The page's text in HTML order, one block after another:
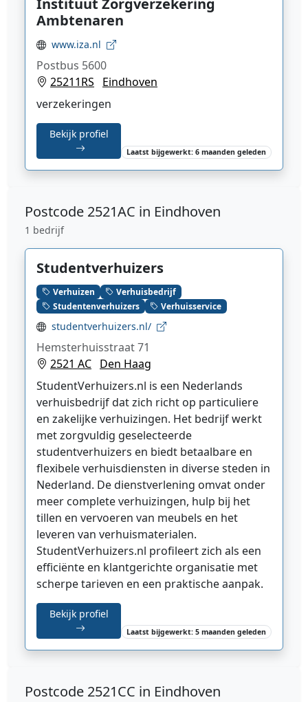
Instituut Zorgverzekering
Ambtenaren
www.iza.nl
Postbus 5600
25211RS
Eindhoven
verzekeringen
Bekijk profiel
Laatst bijgewerkt: 6 maanden geleden
Postcode 2521AC in Eindhoven
1 bedrijf
Studentverhuizers
Verhuizen
Verhuisbedrijf
Studentenverhuizers
Verhuisservice
studentverhuizers.nl/
Hemsterhuisstraat 71
2521 AC Den Haag
StudentVerhuizers.nl is een Nederlands
verhuisbedrijf dat zich richt op particuliere
en zakelijke verhuizingen. Het bedrijf werkt
met zorgvuldig geselecteerde
studentverhuizers en biedt betaalbare en
flexibele verhuisdiensten in diverse steden in
Nederland. De dienstverlening omvat onder
meer complete verhuizingen, hulp bij het
tillen en vervoeren van meubels en het
leveren van verhuismaterialen.
StudentVerhuizers.nl profileert zich als een
efficiënte en klantgerichte organisatie met
scherpe tarieven en een praktische aanpak.
Bekijk profiel
Laatst bijgewerkt: 5 maanden geleden
Postcode 2521CC in Eindhoven